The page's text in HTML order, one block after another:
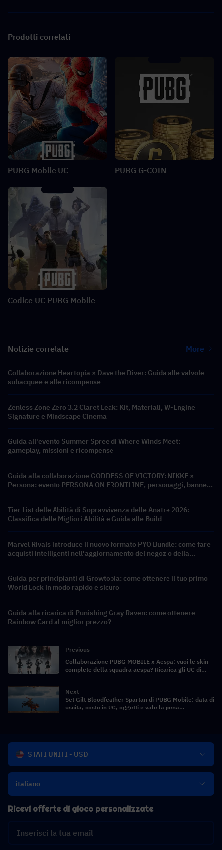
Prodotti correlati
PUBG Mobile UC PUBG G-COIN
Codice UC PUBG Mobile
Notizie correlate More
Collaborazione Heartopia × Dave the Diver: Guida alle valvole
subacquee e alle ricompense
Zenless Zone Zero 3.2 Claret Leak: Kit, Materiali, W-Engine
Signature e Mindscape Cinema
Guida all'evento Summer Spree di Where Winds Meet:
gameplay, missioni e ricompense
Guida alla collaborazione GODDESS OF VICTORY: NIKKE ×
Persona: evento PERSONA ON FRONTLINE, personaggi, banner
Tier List delle Abilità di Sopravvivenza delle Anatre 2026:
Classifica delle Migliori Abilità e Guida alle Build
Marvel Rivals introduce il nuovo formato PYO Bundle: come fare
acquisti intelligenti nell'aggiornamento del negozio della
Guida per principianti di Growtopia: come ottenere il tuo primo
World Lock in modo rapido e sicuro
Guida alla ricarica di Punishing Gray Raven: come ottenere
Rainbow Card al miglior prezzo?
Previous
Collaborazione PUBG MOBILE x Aespa: vuoi le skin
complete della squadra aespa? Ricarica gli UC di
Next
Set Gilt Bloodfeather Spartan di PUBG Mobile: data di
uscita, costo in UC, oggetti e vale la pena
STATI UNITI - USD
italiano
Ricevi offerte di gioco personalizzate